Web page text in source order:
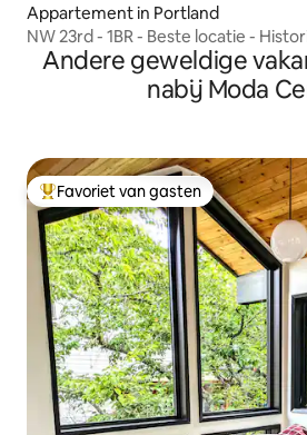
Appartement in Portland
NW 23rd - 1BR - Beste locatie -
Andere geweldige
nabij Moda
Topfavoriet van gasten
Favoriet van gasten